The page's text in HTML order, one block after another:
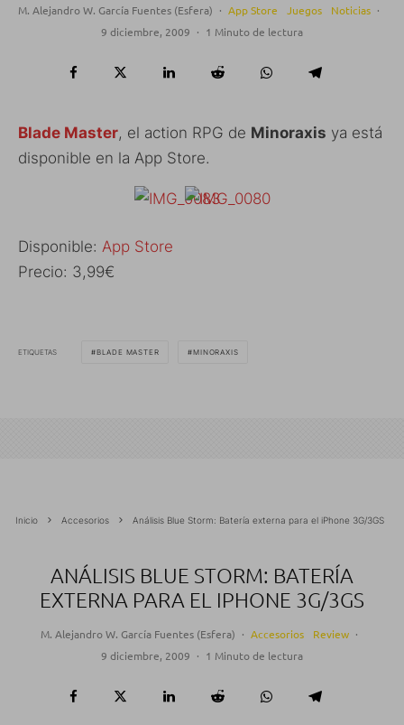
M. Alejandro W. García Fuentes (Esfera) · App Store Juegos Noticias ·
9 diciembre, 2009 · 1 Minuto de lectura
Blade Master, el action RPG de Minoraxis ya está
disponible en la App Store.
Disponible: App Store
Precio: 3,99€
ETIQUETAS BLADE MASTER MINORAXIS
Inicio Accesorios Análisis Blue Storm: Batería externa para el iPhone 3G/3GS
ANÁLISIS BLUE STORM: BATERÍA
EXTERNA PARA EL IPHONE 3G/3GS
M. Alejandro W. García Fuentes (Esfera) · Accesorios Review ·
9 diciembre, 2009 · 1 Minuto de lectura